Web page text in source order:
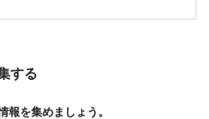
する
報を集めましょう。